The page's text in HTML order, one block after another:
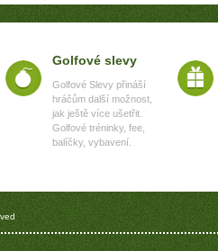
Golfové slevy
Golfové Slevy přináší
hráčům další možnost,
jak ještě více ušetřit.
Golfové tréninky, fee,
balíčky, vybavení.